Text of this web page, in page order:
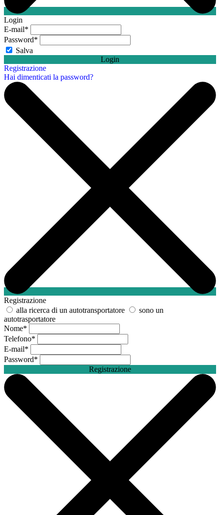
Login
E-mail*
Password*
Salva
Login
Registrazione
Hai dimenticati la password?
Registrazione
alla ricerca di un autotransportatore
sono un
autotrasportatore
Nome*
Telefono*
E-mail*
Password*
Registrazione